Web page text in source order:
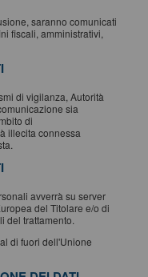
saranno comunicati
fiscali, amministrativi,
di vigilanza, Autorità
sia
di
illecita connessa
avverrà su server
del Titolare e/o di
del trattamento.
di fuori dell'Unione